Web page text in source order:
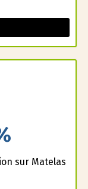
sur Matelas